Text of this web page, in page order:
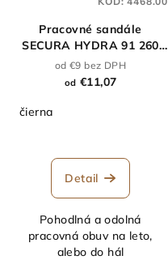
Pracovné sandále
SECURA HYDRA 91 260
O1 čierne
od €9 bez DPH
od €11,07
čierna
Detail
Pohodlná a odolná
pracovná obuv na leto,
alebo do hál